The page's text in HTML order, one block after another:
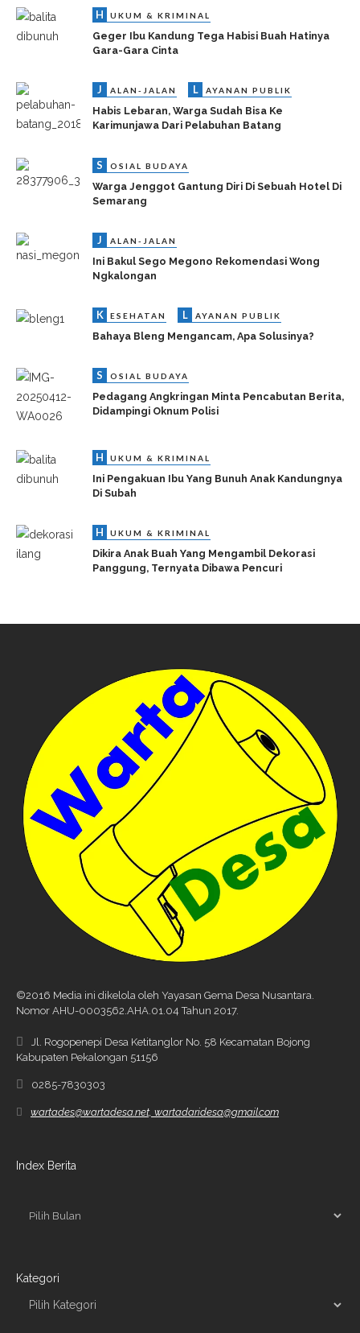
H UKUM & KRIMINAL
Geger Ibu Kandung Tega Habisi Buah Hatinya
Gara-Gara Cinta
J ALAN-JALAN L AYANAN PUBLIK
Habis Lebaran, Warga Sudah Bisa Ke
Karimunjawa Dari Pelabuhan Batang
S OSIAL BUDAYA
Warga Jenggot Gantung Diri Di Sebuah Hotel Di
Semarang
J ALAN-JALAN
Ini Bakul Sego Megono Rekomendasi Wong
Ngkalongan
K ESEHATAN L AYANAN PUBLIK
Bahaya Bleng Mengancam, Apa Solusinya?
S OSIAL BUDAYA
Pedagang Angkringan Minta Pencabutan Berita,
Didampingi Oknum Polisi
H UKUM & KRIMINAL
Ini Pengakuan Ibu Yang Bunuh Anak Kandungnya
Di Subah
H UKUM & KRIMINAL
Dikira Anak Buah Yang Mengambil Dekorasi
Panggung, Ternyata Dibawa Pencuri
©2016 Media ini dikelola oleh Yayasan Gema Desa Nusantara.
Nomor AHU-0003562.AHA.01.04 Tahun 2017.
Jl. Rogopenepi Desa Ketitanglor No. 58 Kecamatan Bojong
Kabupaten Pekalongan 51156
0285-7830303
wartades@wartadesa.net, wartadaridesa@gmail.com
Index Berita
Kategori